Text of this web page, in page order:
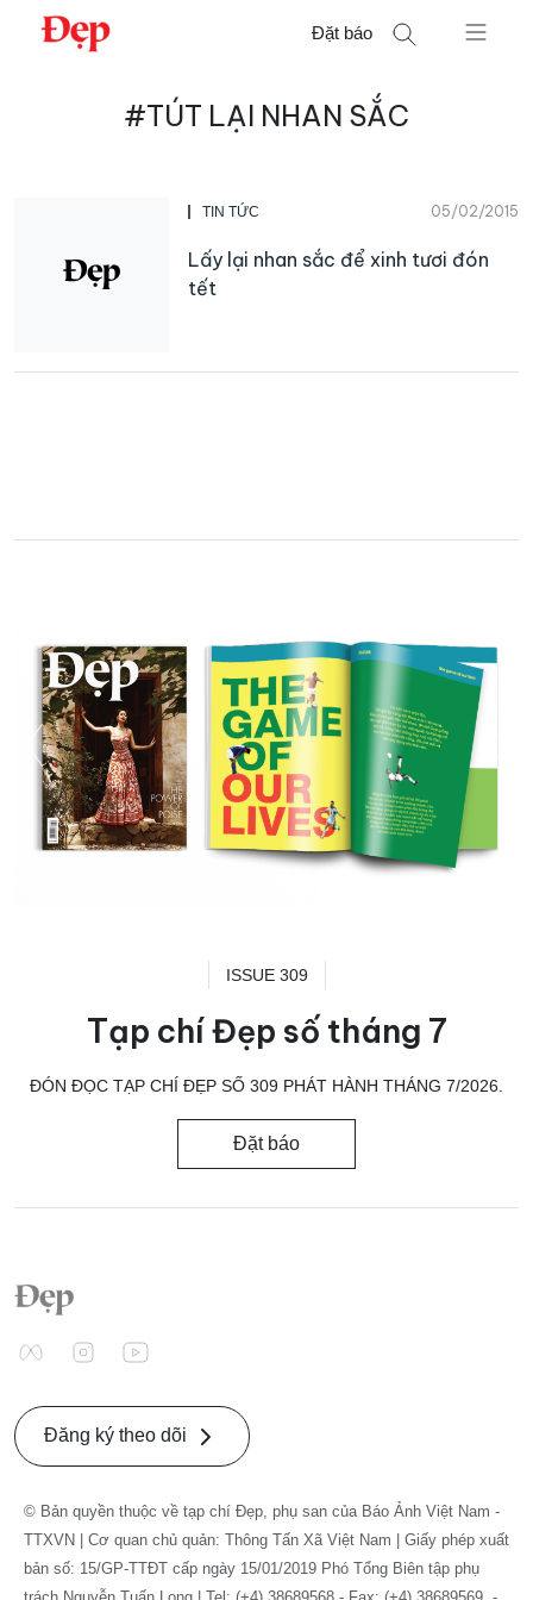
Chuyển
Đặt báo
#TÚT LẠI NHAN SẮC
TIN TỨC 05/02/2015
Lấy lại nhan sắc để xinh tươi đón
tết
ISSUE 309
Tạp chí Đẹp số tháng 7
ĐÓN ĐỌC TẠP CHÍ ĐẸP SỐ 309 PHÁT HÀNH THÁNG 7/2026.
Đặt báo
Đăng ký theo dõi
© Bản quyền thuộc về tạp chí Đẹp, phụ san của Báo Ảnh Việt Nam -
TTXVN | Cơ quan chủ quản: Thông Tấn Xã Việt Nam | Giấy phép xuất
bản số: 15/GP-TTĐT cấp ngày 15/01/2019 Phó Tổng Biên tập phụ